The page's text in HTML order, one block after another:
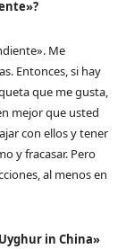
Me
Entonces, si hay
que me gusta,
mejor que usted
con ellos y tener
y fracasar. Pero
al menos en
in China»